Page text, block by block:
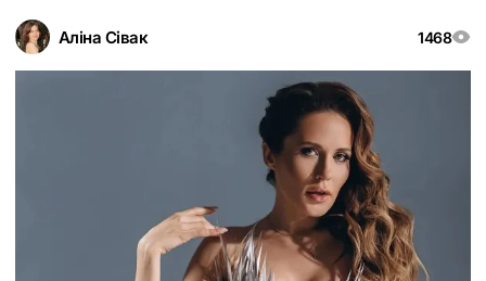
Аліна Сівак 1468